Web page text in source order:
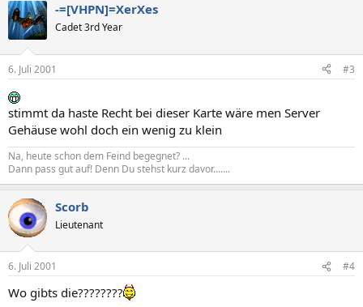
-=[VHPN]=XerXes
Cadet 3rd Year
6. Juli 2001 #3
stimmt da haste Recht bei dieser Karte wäre men Server
Gehäuse wohl doch ein wenig zu klein
Na, heute schon dem Feind begegnet? ...
Dann pass gut auf! Denn Du stehst kurz davor.......
Scorb
Lieutenant
6. Juli 2001 #4
Wo gibts die????????